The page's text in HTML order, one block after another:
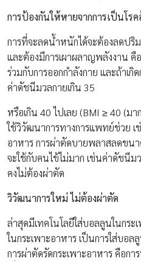
การป้องกันให้หายจากการเป็นโร
การที่จะลดน้ำหนักได้จะต้องลดปริ
และต้องมีการเผาผลาญพลังงาน คื
ร่วมกับการออกกำลังกาย และถ้า
ค่าดัชนีมวลกายเกิน 35
หรือเกิน 40 ไปเลย (BMI ≥ 40 (ม
ใช้วิวัฒนาการทางการแพทย์ช่วย เ
อาหาร การผ่าตัดบายพลาสลดขน
จะใช้กับคนไข้ไม่มาก เช่นค่าดัชนี
คงไม่ต้องผ่าตัด
วิวัฒนาการใหม่ ไม่ต้องผ่าตัด
ล่าสุดมีเทคโนโลยีใส่บอลลูนในกระ
ในกระเพาะอาหาร เป็นการใส่บอล
การผ่าตัดรัดกระเพาะอาหาร คือก